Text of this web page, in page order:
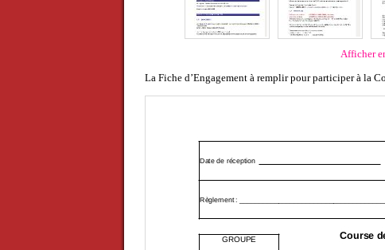
Afficher
La Fiche d’Engagement à remplir pour participer à la